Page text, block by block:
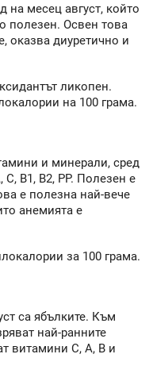
на месец август, който
полезен. Освен това
оказва диуретично и
ликопен.
на 100 грама.
и минерали, сред
В1, В2, РР. Полезен е
е полезна най-вече
анемията е
за 100 грама.
са ябълките. Към
най-ранните
витамини С, А, В и